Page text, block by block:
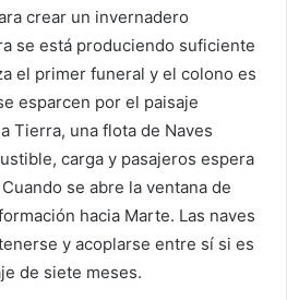
crear un invernadero
se está produciendo suficiente
el primer funeral y el colono es
esparcen por el paisaje
Tierra, una flota de Naves
carga y pasajeros espera
se abre la ventana de
hacia Marte. Las naves
y acoplarse entre sí si es
de siete meses.